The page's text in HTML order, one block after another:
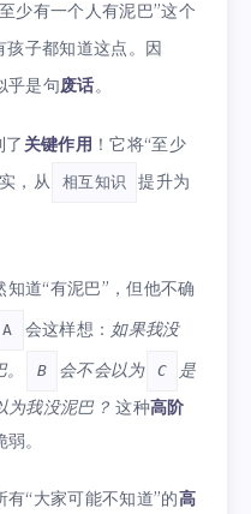
少有一个人有泥巴”这个
孩子都知道这点。因
乎是句废话。
了关键作用 ！它将“至少
，从
相互知识 提升为
知道“有泥巴”，但他不确
A 会这样想： 如果我没
B 会不会以为 C
是
为我没泥巴？ 这种高阶
。
有“大家可能不知道”的高